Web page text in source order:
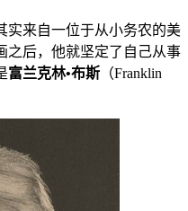
实来自一位于从小务农的美
之后，他就坚定了自己从事
富兰克林•布斯 （Franklin